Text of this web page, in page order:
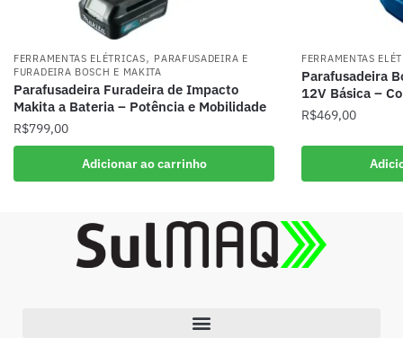
FERRAMENTAS ELÉTRICAS, PARAFUSADEIRA E
FURADEIRA BOSCH E MAKITA
Parafusadeira Furadeira de Impacto
Makita a Bateria – Potência e Mobilidade
R$799,00
Adicionar ao carrinho
FERRAMENTAS
Parafusadeira
12V Básica –
R$469,00